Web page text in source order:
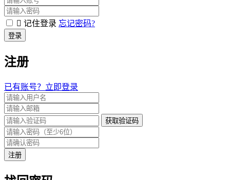
记住登录 忘记密码?
登录
注册
已有账号？立即登录
获取验证码
注册